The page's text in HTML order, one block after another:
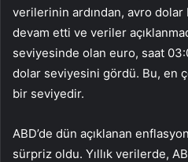
verilerinin ardından, avro dolar
devam etti ve veriler
seviyesinde olan euro, saat
dolar seviyesini gördü. Bu, en
bir seviyedir.
ABD’de dün açıklanan
sürpriz oldu. Yıllık verilerde,